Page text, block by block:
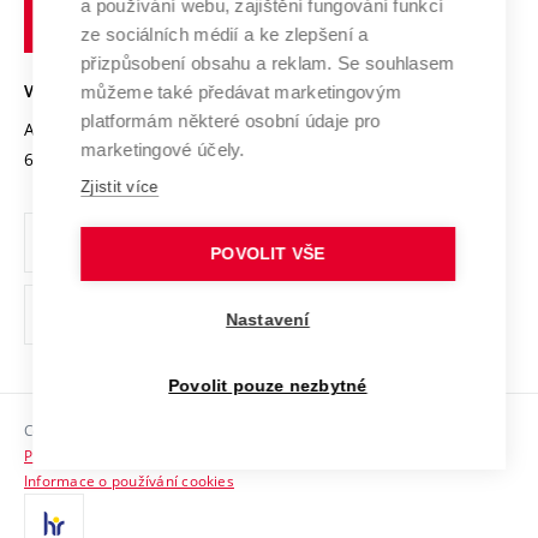
Open Science
Projekty
Projekty ze strukturálních fondů
Specifický výzkum
Mezinárodní dohody
Univerzitní sítě
Podnikavá univerzita / ContriBUTe
Bezpečná univerzita
Vyznamenání
Organizační struktura
Ochrana osobních údajů
odkaz)
Sociální bezpečí
HR Award
technické
VYSOKÉ UČENÍ TECHNICKÉ V BRNĚ
Antonínská 548/1
602 00 Brno
www.vut.cz
vut@vutbr.cz
Copyright © 2026 VUT
Prohlášení o přístupnosti
Informace o používání cookies
a používání webu, zajištění fungování funkcí
ze sociálních médií a ke zlepšení a
přizpůsobení obsahu a reklam. Se souhlasem
můžeme také předávat marketingovým
platformám některé osobní údaje pro
marketingové účely.
Zjistit více
POVOLIT VŠE
Nastavení
Povolit pouze nezbytné